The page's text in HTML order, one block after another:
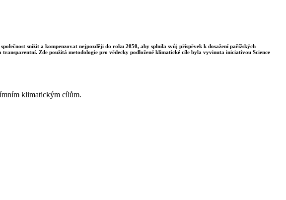
snížit a kompenzovat nejpozději do roku 2050, aby splnila svůj příspěvek k dosažení pařížských
Zde použitá metodologie pro vědecky podložené klimatické cíle byla vyvinuta iniciativou Science
klimatickým cílům.